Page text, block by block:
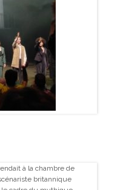
à la chambre de
britannique